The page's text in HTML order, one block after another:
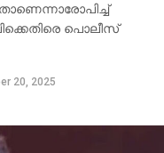
പൊലീസ്
20, 2025